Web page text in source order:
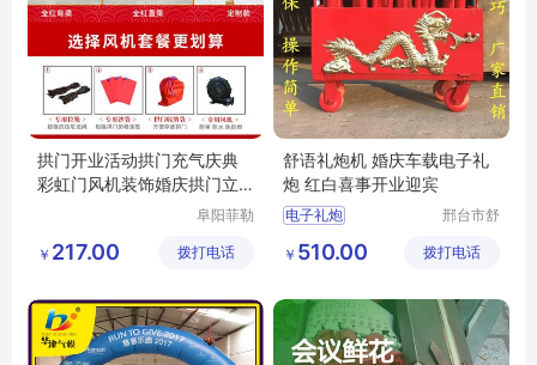
拱门开业活动拱门充气庆典
彩虹门风机装饰婚庆拱门立
阜阳菲勒
公司
￥ 217.00 拨打电话
舒语礼炮机 婚庆车载电子礼
炮 红白喜事开业迎宾
电子礼炮
电子礼炮批发
电子礼炮价格
邢台市舒
造厂（普
￥ 510.00 拨打电话